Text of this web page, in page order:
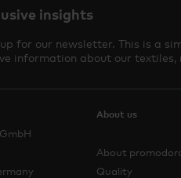
insights
for our newsletter. This is a
information about our textiles,
About us
About
Quality